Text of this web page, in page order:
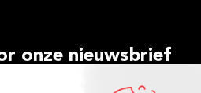
onze nieuwsbrief